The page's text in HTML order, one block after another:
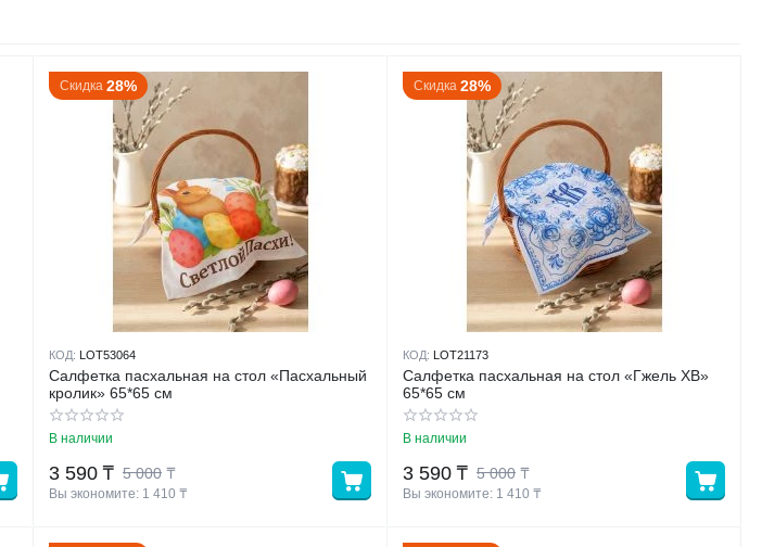
Скидка 28%
КОД: LOT53064
Салфетка пасхальная на стол «Пасхальный
кролик» 65*65 см
В наличии
5 000 ₸
3 590 ₸
Вы экономите: 1 410 ₸
Скидка 28%
КОД: LOT21173
Салфетка пасхальная на стол «Гжель ХВ»
65*65 см
В наличии
5 000 ₸
3 590 ₸
Вы экономите: 1 410 ₸